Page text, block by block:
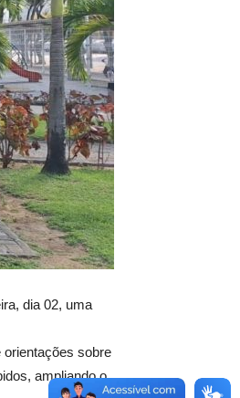
dia 02, uma
sobre
ampliando o